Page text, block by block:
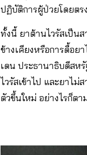
ปฏิบัติการผู้ป่วยโดยตร
ทั้งนี้ ยาต้านไวรัสเป็น
ข้างเคียงหรือการดื้อย
เดน ประธานาธิบดีสห
ไวรัสเข้าไป และยาไ
ตัวขึ้นใหม่ อย่างไรก็ตา